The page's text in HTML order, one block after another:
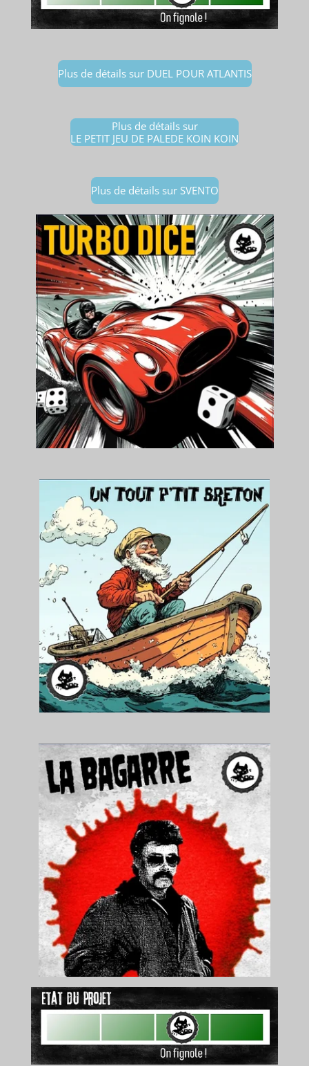
Plus de détails sur DUEL POUR ATLANTIS
Plus de détails sur
LE PETIT JEU DE PALEDE KOIN KOIN
Plus de détails sur SVENTO